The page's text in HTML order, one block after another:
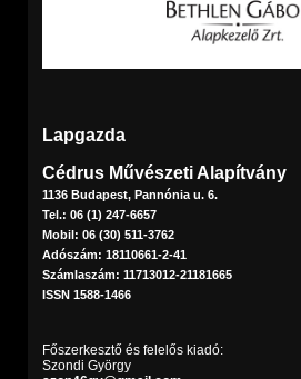
Lapgazda
Cédrus Művészeti Alapítvány
1136 Budapest, Pannónia u. 6.
Tel.: 06 (1) 247-6657
Mobil: 06 (30) 511-3762
Adószám: 18110661-2-41
Számlaszám: 11713012-21181665
ISSN 1588-1466
Főszerkesztő és felelős kiadó:
Szondi György